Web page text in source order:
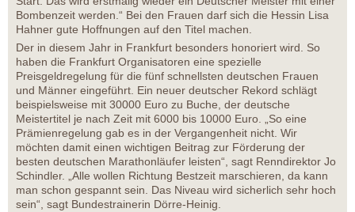
Bombenzeit werden.“ Bei den Frauen darf sich die Hessin Lisa
Hahner gute Hoffnungen auf den Titel machen.
Der in diesem Jahr in Frankfurt besonders honoriert wird. So
haben die Frankfurt Organisatoren eine spezielle
Preisgeldregelung für die fünf schnellsten deutschen Frauen
und Männer eingeführt. Ein neuer deutscher Rekord schlägt
beispielsweise mit 30000 Euro zu Buche, der deutsche
Meistertitel je nach Zeit mit 6000 bis 10000 Euro. „So eine
Prämienregelung gab es in der Vergangenheit nicht. Wir
möchten damit einen wichtigen Beitrag zur Förderung der
besten deutschen Marathonläufer leisten“, sagt Renndirektor Jo
Schindler. „Alle wollen Richtung Bestzeit marschieren, da kann
man schon gespannt sein. Das Niveau wird sicherlich sehr hoch
sein“, sagt Bundestrainerin Dörre-Heinig.